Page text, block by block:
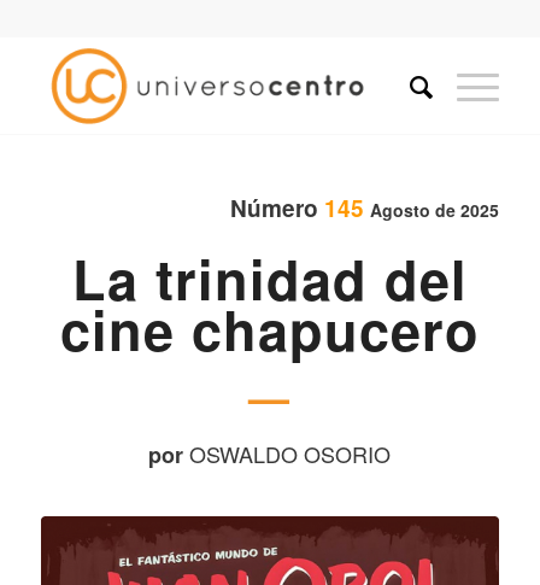
Número 145 Agosto de 2025
La trinidad del
cine chapucero
—
porOSWALDO OSORIO